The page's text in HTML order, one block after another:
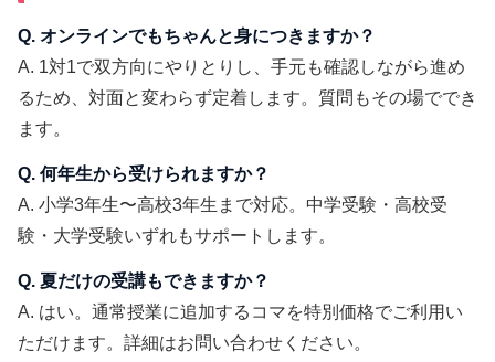
Q. オンラインでもちゃんと身につきますか？
A. 1対1で双方向にやりとりし、手元も確認しながら進め
るため、対面と変わらず定着します。質問もその場ででき
ます。
Q. 何年生から受けられますか？
A. 小学3年生〜高校3年生まで対応。中学受験・高校受
験・大学受験いずれもサポートします。
Q. 夏だけの受講もできますか？
A. はい。通常授業に追加するコマを特別価格でご利用い
ただけます。詳細はお問い合わせください。